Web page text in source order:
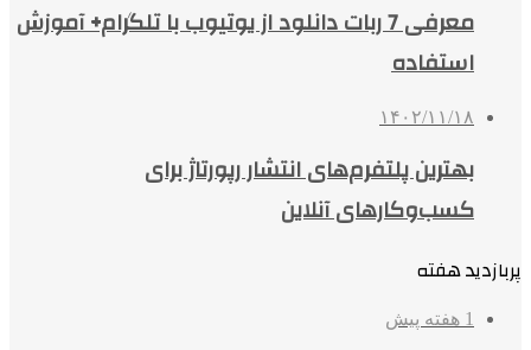
معرفی 7 ربات دانلود از یوتیوب با تلگرام+ آموزش
استفاده
۱۴۰۲/۱۱/۱۸
بهترین پلتفرم‌های انتشار رپورتاژ برای
کسب‌وکارهای آنلاین
پربازدید هفته
1 هفته پیش